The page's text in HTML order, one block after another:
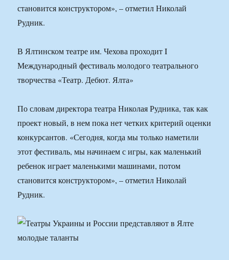
становится конструктором», – отметил Николай
Рудник.
В Ялтинском театре им. Чехова проходит I
Международный фестиваль молодого театрального
творчества «Театр. Дебют. Ялта»
По словам директора театра Николая Рудника, так как
проект новый, в нем пока нет четких критерий оценки
конкурсантов. «Сегодня, когда мы только наметили
этот фестиваль, мы начинаем с игры, как маленький
ребенок играет маленькими машинами, потом
становится конструктором», – отметил Николай
Рудник.